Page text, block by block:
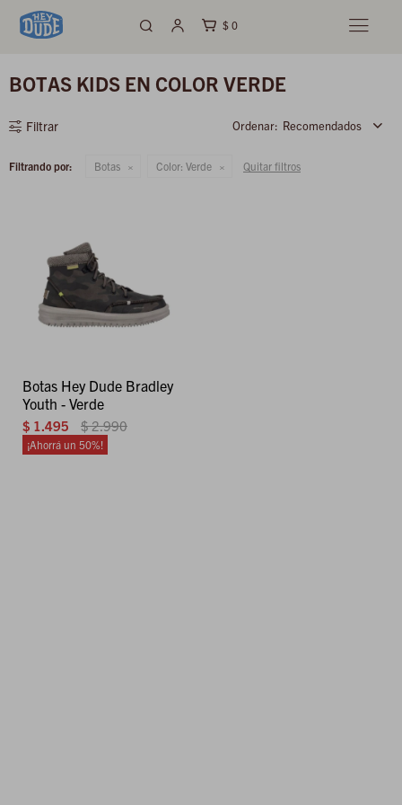
$ 0 
BOTAS KIDS EN COLOR VERDE
Recomendados
Filtrando por: Botas Color: Verde Quitar filtros
Botas Hey Dude Bradley
Youth - Verde
$ 1.495 $2.990
50